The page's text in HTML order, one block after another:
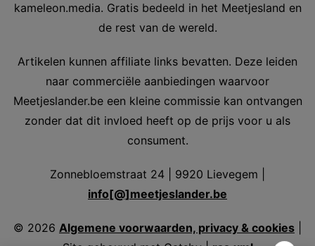
kameleon.media. Gratis bedeeld in het Meetjesland en
de rest van de wereld.
Artikelen kunnen affiliate links bevatten. Deze leiden
naar commerciële aanbiedingen waarvoor
Meetjeslander.be een kleine commissie kan ontvangen
zonder dat dit invloed heeft op de prijs voor u als
consument.
Zonnebloemstraat 24 | 9920 Lievegem |
info[@]meetjeslander.be
© 2026 Algemene voorwaarden, privacy & cookies